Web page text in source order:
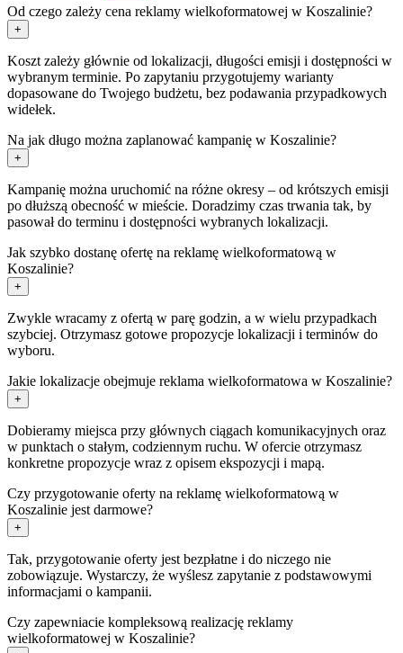
Od czego zależy cena reklamy wielkoformatowej w Koszalinie?
+
Koszt zależy głównie od lokalizacji, długości emisji i dostępności w
wybranym terminie. Po zapytaniu przygotujemy warianty
dopasowane do Twojego budżetu, bez podawania przypadkowych
widełek.
Na jak długo można zaplanować kampanię w Koszalinie?
+
Kampanię można uruchomić na różne okresy – od krótszych emisji
po dłuższą obecność w mieście. Doradzimy czas trwania tak, by
pasował do terminu i dostępności wybranych lokalizacji.
Jak szybko dostanę ofertę na reklamę wielkoformatową w
Koszalinie?
+
Zwykle wracamy z ofertą w parę godzin, a w wielu przypadkach
szybciej. Otrzymasz gotowe propozycje lokalizacji i terminów do
wyboru.
Jakie lokalizacje obejmuje reklama wielkoformatowa w Koszalinie?
+
Dobieramy miejsca przy głównych ciągach komunikacyjnych oraz
w punktach o stałym, codziennym ruchu. W ofercie otrzymasz
konkretne propozycje wraz z opisem ekspozycji i mapą.
Czy przygotowanie oferty na reklamę wielkoformatową w
Koszalinie jest darmowe?
+
Tak, przygotowanie oferty jest bezpłatne i do niczego nie
zobowiązuje. Wystarczy, że wyślesz zapytanie z podstawowymi
informacjami o kampanii.
Czy zapewniacie kompleksową realizację reklamy
wielkoformatowej w Koszalinie?